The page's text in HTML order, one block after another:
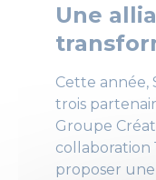
Une
Cette année,
trois
Groupe
collaboration
proposer